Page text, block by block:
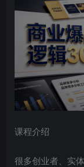
课程介绍
很多创业者、实